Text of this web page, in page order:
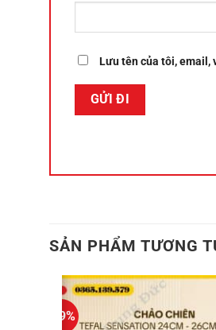
Lưu tên của tôi, email,
SẢN PHẨM TƯƠNG
-19%